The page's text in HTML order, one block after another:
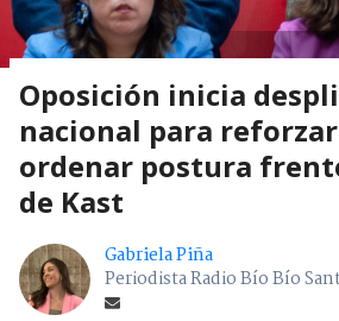
Oposición inicia
nacional para
ordenar postura
de Kast
Gabriela Piña
Periodista Radio Bío Bío